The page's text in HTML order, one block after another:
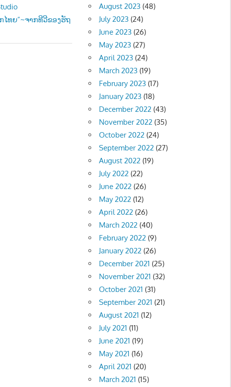
ທຍ”~ຈາກທີວີຂອງຮັຖ
August 2023 (48)
July 2023 (24)
June 2023 (26)
May 2023 (27)
April 2023 (24)
March 2023 (19)
February 2023 (17)
January 2023 (18)
December 2022 (43)
November 2022 (35)
October 2022 (24)
September 2022 (27)
August 2022 (19)
July 2022 (22)
June 2022 (26)
May 2022 (12)
April 2022 (26)
March 2022 (40)
February 2022 (9)
January 2022 (26)
December 2021 (25)
November 2021 (32)
October 2021 (31)
September 2021 (21)
August 2021 (12)
July 2021 (11)
June 2021 (19)
May 2021 (16)
April 2021 (20)
March 2021 (15)